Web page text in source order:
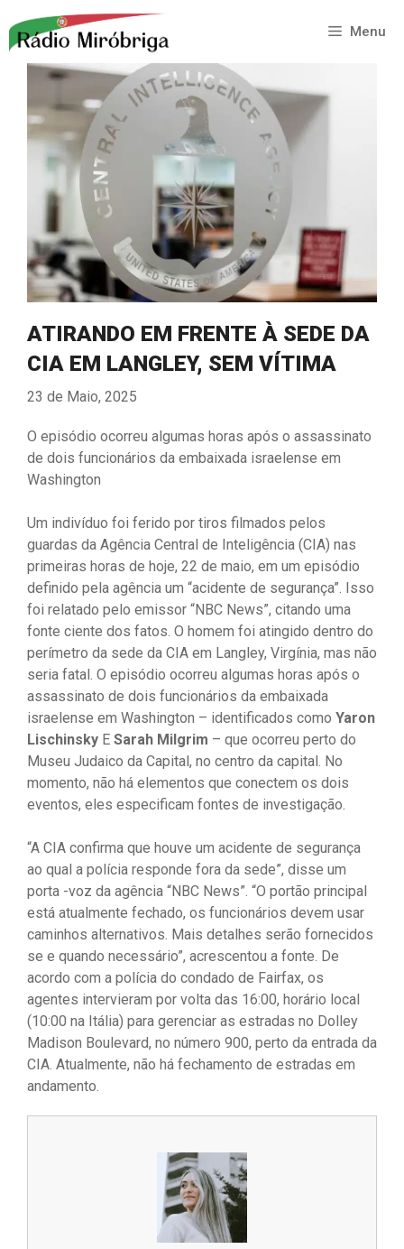
para
conteúdo
Menu
ATIRANDO EM FRENTE À SEDE DA
CIA EM LANGLEY, SEM VÍTIMA
23 de Maio, 2025
O episódio ocorreu algumas horas após o assassinato
de dois funcionários da embaixada israelense em
Washington
Um indivíduo foi ferido por tiros filmados pelos
guardas da Agência Central de Inteligência (CIA) nas
primeiras horas de hoje, 22 de maio, em um episódio
definido pela agência um “acidente de segurança”. Isso
foi relatado pelo emissor “NBC News”, citando uma
fonte ciente dos fatos. O homem foi atingido dentro do
perímetro da sede da CIA em Langley, Virgínia, mas não
seria fatal. O episódio ocorreu algumas horas após o
assassinato de dois funcionários da embaixada
israelense em Washington – identificados como Yaron
Lischinsky E Sarah Milgrim – que ocorreu perto do
Museu Judaico da Capital, no centro da capital. No
momento, não há elementos que conectem os dois
eventos, eles especificam fontes de investigação.
“A CIA confirma que houve um acidente de segurança
ao qual a polícia responde fora da sede”, disse um
porta -voz da agência “NBC News”. “O portão principal
está atualmente fechado, os funcionários devem usar
caminhos alternativos. Mais detalhes serão fornecidos
se e quando necessário”, acrescentou a fonte. De
acordo com a polícia do condado de Fairfax, os
agentes intervieram por volta das 16:00, horário local
(10:00 na Itália) para gerenciar as estradas no Dolley
Madison Boulevard, no número 900, perto da entrada da
CIA. Atualmente, não há fechamento de estradas em
andamento.